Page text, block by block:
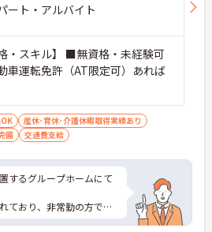
ート・アルバイト
・スキル】 ■無資格・未経験可
車運転免許（AT限定可）あれば
産休･育休･介護休暇取得実績あり
備 交通費支給
するグループホームにて
ており、非常勤の方でも